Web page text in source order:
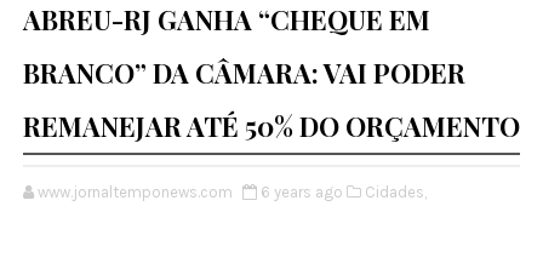
ABREU-RJ GANHA “CHEQUE EM
BRANCO” DA CÂMARA: VAI PODER
REMANEJAR ATÉ 50% DO ORÇAMENTO
www.jornaltemponews.com 6 years ago Cidades,